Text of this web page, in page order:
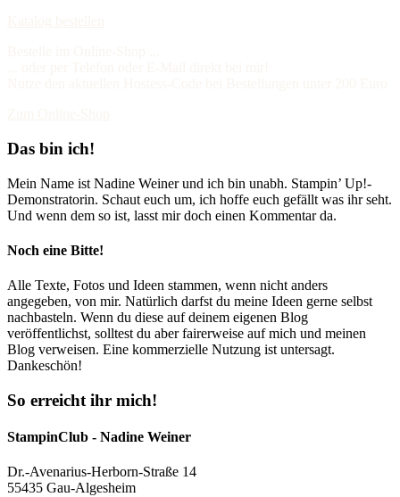
Das bin ich!
Mein Name ist Nadine Weiner und ich bin unabh. Stampin’ Up!-
Demonstratorin. Schaut euch um, ich hoffe euch gefällt was ihr seht.
Und wenn dem so ist, lasst mir doch einen Kommentar da.
Noch eine Bitte!
Alle Texte, Fotos und Ideen stammen, wenn nicht anders
angegeben, von mir. Natürlich darfst du meine Ideen gerne selbst
nachbasteln. Wenn du diese auf deinem eigenen Blog
veröffentlichst, solltest du aber fairerweise auf mich und meinen
Blog verweisen. Eine kommerzielle Nutzung ist untersagt.
Dankeschön!
So erreicht ihr mich!
StampinClub - Nadine Weiner
Dr.-Avenarius-Herborn-Straße 14
55435 Gau-Algesheim